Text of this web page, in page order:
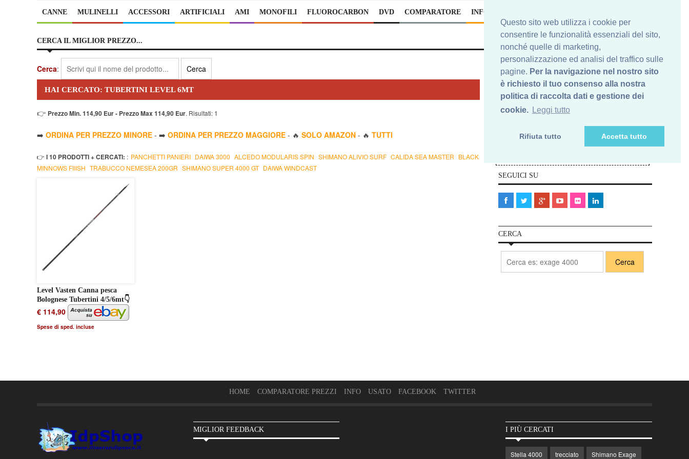
Questo sito web utilizza i cookie per
consentire le funzionalità essenziali del sito,
nonché quelle di marketing,
personalizzazione ed analisi del traffico sulle
pagine. Per la navigazione nel nostro sito
è richiesto il tuo consenso alla nostra
politica di raccolta dati e gestione dei
cookie. Leggi tutto
Rifiuta tutto Accetta tutto
CANNE MULINELLI ACCESSORI ARTIFICIALI AMI MONOFILI FLUOROCARBON DVD COMPARATORE INFO
CERCA IL MIGLIOR PREZZO...
Cerca:
HAI CERCATO: TUBERTINI LEVEL 6MT
👉 Prezzo Min. 114,90 Eur - Prezzo Max 114,90 Eur. Risultati: 1
➡️ ORDINA PER PREZZO MINORE - ➡️ ORDINA PER PREZZO MAGGIORE - 🔥 SOLO AMAZON - 🔥 TUTTI
👉 I 10 PRODOTTI + CERCATI: : PANCHETTI PANIERI DAIWA 3000 ALCEDO MODULARIS SPIN SHIMANO ALIVIO SURF CALIDA SEA MASTER BLACK
MINNOWS FIIISH TRABUCCO NEMESEA 200GR SHIMANO SUPER 4000 GT DAIWA WINDCAST
Level Vasten Canna pesca
Bolognese Tubertini 4/5/6mt👇
€ 114,90
Spese di sped. incluse
Iscriviti alla nostra newsletter
cancellare da questa newsletters. In nessun caso la Tua e-
Ti vuoi cancellare? Elimina
SEGUICI SU
CERCA
HOME COMPARATORE PREZZI INFO USATO FACEBOOK TWITTER
MIGLIOR FEEDBACK I PIÙ CERCATI
Stella 4000 trecciato Shimano Exage